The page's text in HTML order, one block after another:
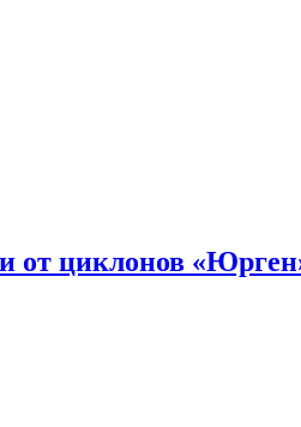
от циклонов